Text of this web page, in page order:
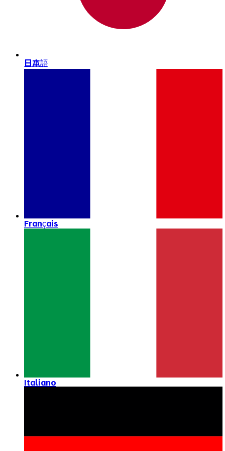
日本語
Français
Italiano